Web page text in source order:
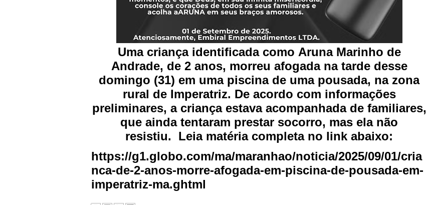
Uma criança identificada como Aruna Marinho de
Andrade, de 2 anos, morreu afogada na tarde desse
domingo (31) em uma piscina de uma pousada, na zona
rural de Imperatriz. De acordo com informações
preliminares, a criança estava acompanhada de familiares,
que ainda tentaram prestar socorro, mas ela não
resistiu.
Leia matéria completa no link abaixo:
https://g1.globo.com/ma/maranhao/noticia/2025/09/01/cria
nca-de-2-anos-morre-afogada-em-piscina-de-pousada-em-
imperatriz-ma.ghtml